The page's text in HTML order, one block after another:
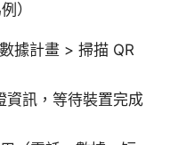
）
據計畫 > 掃描 QR
資訊，等待裝置完成